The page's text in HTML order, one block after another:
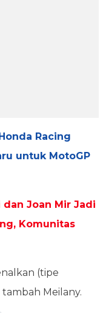
Racing
untuk MotoGP
Joan Mir Jadi
Komunitas
(tipe
Meilany.